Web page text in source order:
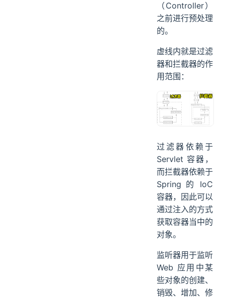
（Controller）
之前进行预处理
的。
虚线内就是过滤
器和拦截器的作
用范围：
过滤器依赖于
Servlet 容器，
而拦截器依赖于
Spring 的 IoC
容器，因此可以
通过注入的方式
获取容器当中的
对象。
监听器用于监听
Web 应用中某
些对象的创建、
销毁、增加、修